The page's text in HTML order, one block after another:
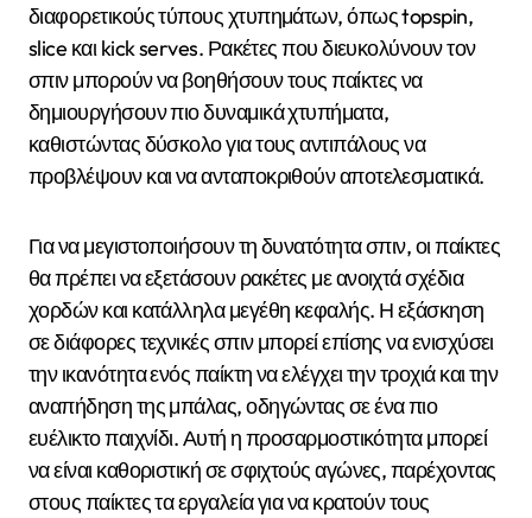
διαφορετικούς τύπους χτυπημάτων, όπως topspin,
slice και kick serves. Ρακέτες που διευκολύνουν τον
σπιν μπορούν να βοηθήσουν τους παίκτες να
δημιουργήσουν πιο δυναμικά χτυπήματα,
καθιστώντας δύσκολο για τους αντιπάλους να
προβλέψουν και να ανταποκριθούν αποτελεσματικά.
Για να μεγιστοποιήσουν τη δυνατότητα σπιν, οι παίκτες
θα πρέπει να εξετάσουν ρακέτες με ανοιχτά σχέδια
χορδών και κατάλληλα μεγέθη κεφαλής. Η εξάσκηση
σε διάφορες τεχνικές σπιν μπορεί επίσης να ενισχύσει
την ικανότητα ενός παίκτη να ελέγχει την τροχιά και την
αναπήδηση της μπάλας, οδηγώντας σε ένα πιο
ευέλικτο παιχνίδι. Αυτή η προσαρμοστικότητα μπορεί
να είναι καθοριστική σε σφιχτούς αγώνες, παρέχοντας
στους παίκτες τα εργαλεία για να κρατούν τους